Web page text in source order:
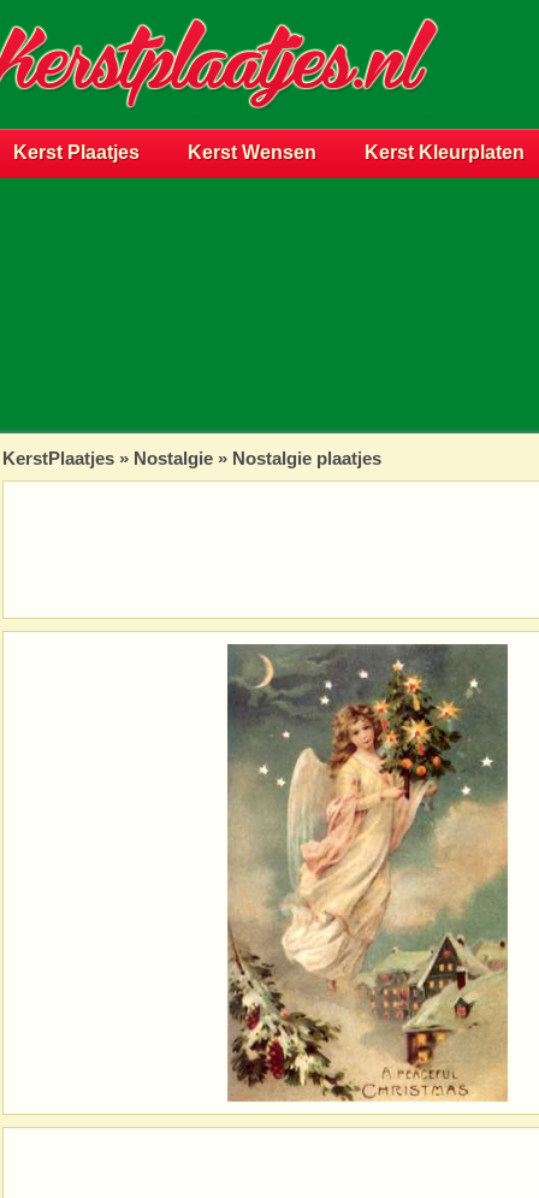
Kerst Plaatjes Kerst Wensen Kerst Kleurplaten
KerstPlaatjes » Nostalgie » Nostalgie plaatjes